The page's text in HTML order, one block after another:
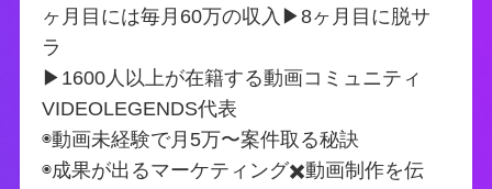
ヶ月目には毎月60万の収入▶︎8ヶ月目に脱サ
ラ
▶︎1600人以上が在籍する動画コミュニティ
VIDEOLEGENDS代表
◉動画未経験で月5万〜案件取る秘訣
◉成果が出るマーケティング✖️動画制作を伝